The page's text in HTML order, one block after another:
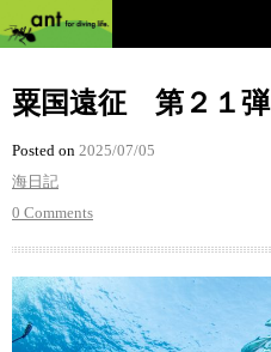
粟国遠征 第２１弾
Posted on 2025/07/05
海日記
0 Comments